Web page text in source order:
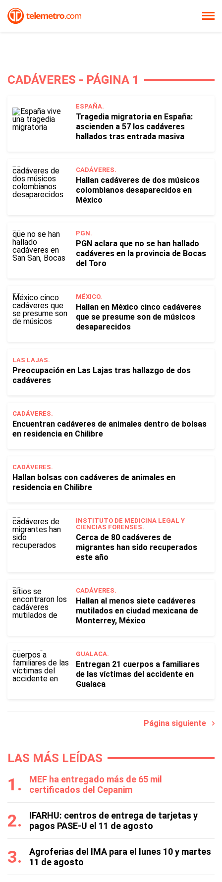
CADÁVERES - PÁGINA 1
ESPAÑA.
Tragedia migratoria en España:
ascienden a 57 los cadáveres
hallados tras entrada masiva
CADÁVERES.
Hallan cadáveres de dos músicos
colombianos desaparecidos en
México
PGN.
PGN aclara que no se han hallado
cadáveres en la provincia de Bocas
del Toro
MÉXICO.
Hallan en México cinco cadáveres
que se presume son de músicos
desaparecidos
LAS LAJAS.
Preocupación en Las Lajas tras hallazgo de dos
cadáveres
CADÁVERES.
Encuentran cadáveres de animales dentro de bolsas
en residencia en Chilibre
CADÁVERES.
Hallan bolsas con cadáveres de animales en
residencia en Chilibre
INSTITUTO DE MEDICINA LEGAL Y
CIENCIAS FORENSES.
Cerca de 80 cadáveres de
migrantes han sido recuperados
este año
CADÁVERES.
Hallan al menos siete cadáveres
mutilados en ciudad mexicana de
Monterrey, México
GUALACA.
Entregan 21 cuerpos a familiares
de las víctimas del accidente en
Gualaca
Página siguiente
LAS MÁS LEÍDAS
MEF ha entregado más de 65 mil
certificados del Cepanim
IFARHU: centros de entrega de tarjetas y
pagos PASE-U el 11 de agosto
Agroferias del IMA para el lunes 10 y martes
11 de agosto